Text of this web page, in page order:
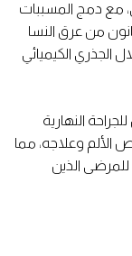
مع دمج المسببات
من عرق النسا
الجذري الكيميائي
النهارية
الألم وعلاجه، مما
للمرضى الذين